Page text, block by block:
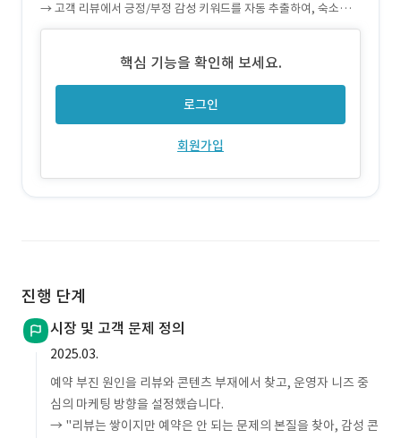
→ 고객 리뷰에서 긍정/부정 감성 키워드를 자동 추출하여, 숙소의
강점과 개선 포인트를 도출합니다.
핵심 기능을 확인해 보세요.
로그인
회원가입
진행 단계
시장 및 고객 문제 정의
2025.03.
예약 부진 원인을 리뷰와 콘텐츠 부재에서 찾고, 운영자 니즈 중
심의 마케팅 방향을 설정했습니다.
→ "리뷰는 쌓이지만 예약은 안 되는 문제의 본질을 찾아, 감성 콘